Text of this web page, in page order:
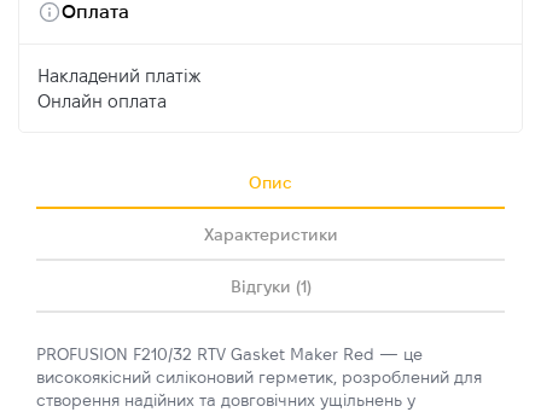
Оплата
Накладений платіж
Онлайн оплата
Опис
Характеристики
Відгуки (1)
PROFUSION F210/32 RTV Gasket Maker Red — це
високоякісний силіконовий герметик, розроблений для
створення надійних та довговічних ущільнень у